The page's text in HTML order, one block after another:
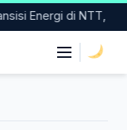
Energi di NTT,